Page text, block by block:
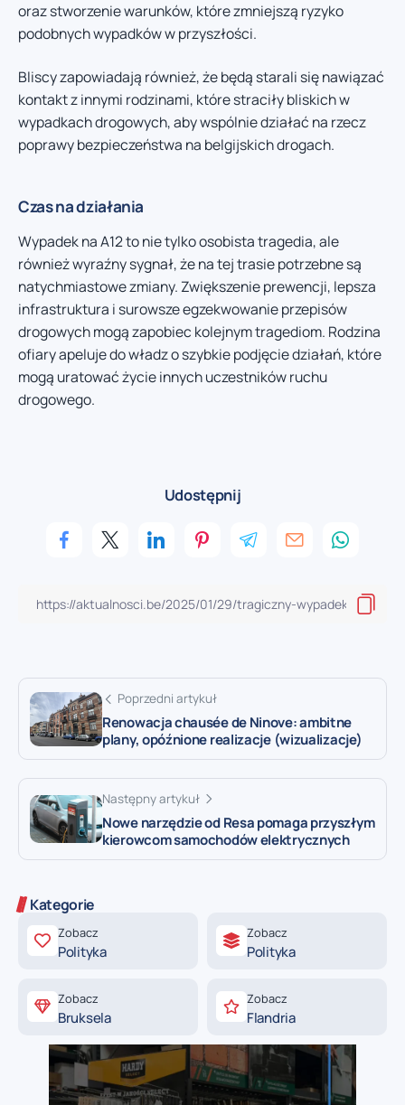
oraz stworzenie warunków, które zmniejszą ryzyko
podobnych wypadków w przyszłości.
Bliscy zapowiadają również, że będą starali się nawiązać
kontakt z innymi rodzinami, które straciły bliskich w
wypadkach drogowych, aby wspólnie działać na rzecz
poprawy bezpieczeństwa na belgijskich drogach.
Czas na działania
Wypadek na A12 to nie tylko osobista tragedia, ale
również wyraźny sygnał, że na tej trasie potrzebne są
natychmiastowe zmiany. Zwiększenie prewencji, lepsza
infrastruktura i surowsze egzekwowanie przepisów
drogowych mogą zapobiec kolejnym tragediom. Rodzina
ofiary apeluje do władz o szybkie podjęcie działań, które
mogą uratować życie innych uczestników ruchu
drogowego.
Udostępnij
Poprzedni artykuł
Renowacja chausée de Ninove: ambitne
plany, opóźnione realizacje (wizualizacje)
Następny artykuł
Nowe narzędzie od Resa pomaga przyszłym
kierowcom samochodów elektrycznych
Kategorie
Zobacz
Polityka
Zobacz
Polityka
Zobacz
Bruksela
Zobacz
Flandria